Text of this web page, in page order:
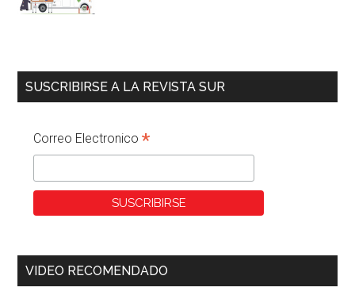
SUSCRIBIRSE A LA REVISTA SUR
Correo Electronico*
VIDEO RECOMENDADO